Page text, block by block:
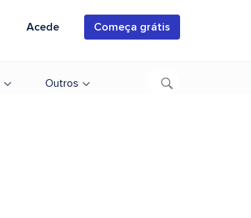
Acede Começa grátis
Outros